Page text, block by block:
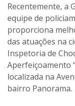
Recentemente, a
equipe de
proporciona
das atuações na
Inspetoria de
Aperfeiçoamento
localizada na
bairro Panorama.